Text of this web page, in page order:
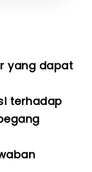
yang dapat
terhadap